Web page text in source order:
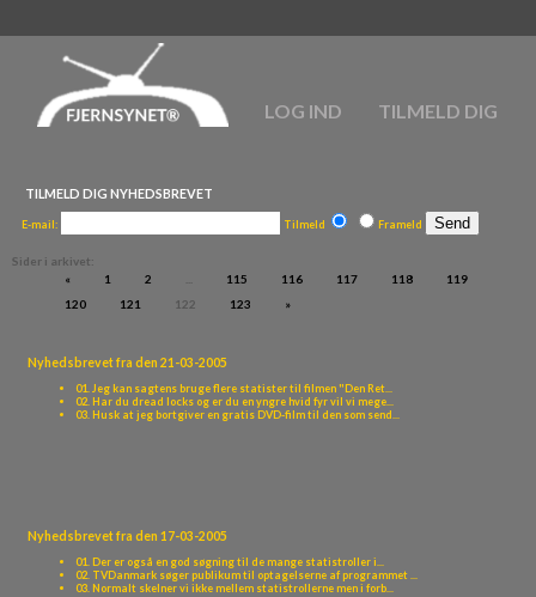
LOG IND TILMELD DIG
TILMELD DIG NYHEDSBREVET
E-mail: Tilmeld Frameld
Sider i arkivet:
«
1 2 115 116 117 118
119
120
121 122 123 »
Nyhedsbrevet fra den 21-03-2005
01. Jeg kan sagtens bruge flere statister til filmen "Den Ret...
02. Har du dread locks og er du en yngre hvid fyr vil vi mege...
03. Husk at jeg bortgiver en gratis DVD-film til den som send...
Nyhedsbrevet fra den 17-03-2005
01. Der er også en god søgning til de mange statistroller i...
02. TVDanmark søger publikum til optagelserne af programmet ...
03. Normalt skelner vi ikke mellem statistrollerne men i forb...